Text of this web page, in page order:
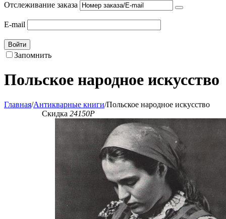
Отслеживание заказа
E-mail
Войти
Запомнить
Польское народное искусство
Главная/Антикварные книги/Польское народное искусство
Скидка 24150Р